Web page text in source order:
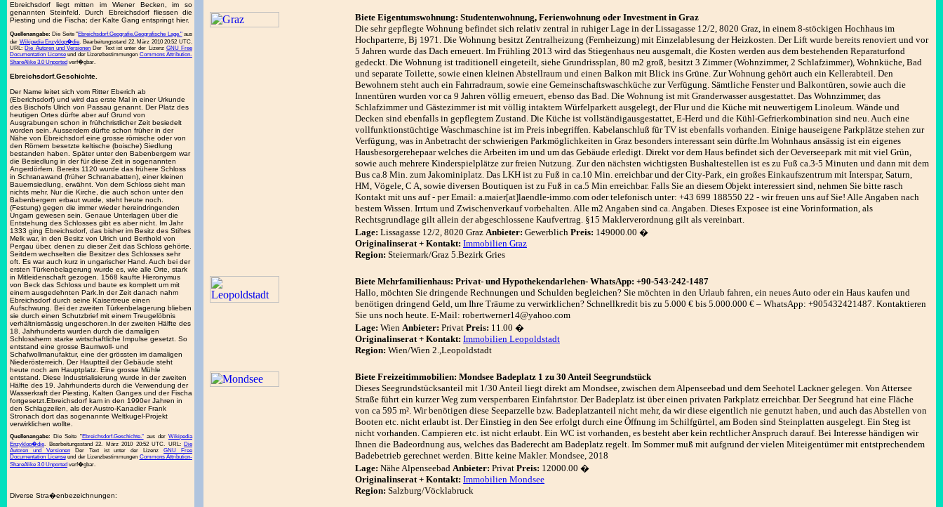
Ebreichsdorf liegt mitten im Wiener Becken, im so
genannten Steinfeld. Durch Ebreichsdorf fliessen die
Piesting und die Fischa; der Kalte Gang entspringt hier.
Quellenangabe: Die Seite "Ebreichsdorf.Geografie.Geografische Lage."aus
der Wikipedia Enzyklop�die. Bearbeitungsstand 22. März 2010 20:52 UTC.
URL: Die Autoren und Versionen Der Text ist unter der Lizenz GNU Free
Documentation Licenseund der Lizenzbestimmungen Commons Attribution-
ShareAlike 3.0 Unported verf�gbar.
Ebreichsdorf.Geschichte.
Der Name leitet sich vom Ritter Eberich ab
(Eberichsdorf) und wird das erste Mal in einer Urkunde
des Bischofs Ulrich von Passau genannt. Der Platz des
heutigen Ortes dürfte aber auf Grund von
Ausgrabungen schon in frühchristlicher Zeit besiedelt
worden sein. Ausserdem dürfte schon früher in der
Nähe von Ebreichsdorf eine grosse römische oder von
den Römern besetzte keltische (boische) Siedlung
bestanden haben. Später unter den Babenbergern war
die Besiedlung in der für diese Zeit in sogenannten
Angerdörfern. Bereits 1120 wurde das frühere Schloss
in Schranawand (früher Schranabatten), einer kleinen
Bauernsiedlung, erwähnt. Von dem Schloss sieht man
nichts mehr. Nur die Kirche, die auch schon unter den
Babenbergern erbaut wurde, steht heute noch.
(Festung) gegen die immer wieder hereindringenden
Ungarn gewesen sein. Genaue Unterlagen über die
Entstehung des Schlosses gibt es aber nicht. Im Jahr
1333 ging Ebreichsdorf, das bisher im Besitz des Stiftes
Melk war, in den Besitz von Ulrich und Berthold von
Pergau über, denen zu dieser Zeit das Schloss gehörte.
Seitdem wechselten die Besitzer des Schlosses sehr
oft. Es war auch kurz in ungarischer Hand. Auch bei der
ersten Türkenbelagerung wurde es, wie alle Orte, stark
in Mitleidenschaft gezogen. 1568 kaufte Hieronymus
von Beck das Schloss und baute es komplett um mit
einem ausgedehnten Park.In der Zeit danach nahm
Ebreichsdorf durch seine Kaisertreue einen
Aufschwung. Bei der zweiten Türkenbelagerung blieben
sie durch einen Schutzbrief mit einem Treugelöbnis
verhältnismässig ungeschoren.In der zweiten Hälfte des
18. Jahrhunderts wurden durch die damaligen
Schlossherrn starke wirtschaftliche Impulse gesetzt. So
entstand eine grosse Baumwoll- und
Schafwollmanufaktur, eine der grössten im damaligen
Niederösterreich. Der Hauptteil der Gebäude steht
heute noch am Hauptplatz. Eine grosse Mühle
entstand. Diese Industrialisierung wurde in der zweiten
Hälfte des 19. Jahrhunderts durch die Verwendung der
Wasserkraft der Piesting, Kalten Ganges und der Fischa
fortgesetzt.Ebreichsdorf kam in den 1990er Jahren in
den Schlagzeilen, als der Austro-Kanadier Frank
Stronach dort das sogenannte Weltkugel-Projekt
verwirklichen wollte.
Quellenangabe: Die Seite "Ebreichsdorf.Geschichte."aus derWikipedia
Enzyklop�die. Bearbeitungsstand 22. März 2010 20:52 UTC. URL: Die
Autoren und VersionenDer Text ist unter der LizenzGNU Free
Documentation Licenseund der Lizenzbestimmungen Commons Attribution-
ShareAlike 3.0 Unported verf�gbar.
Diverse Stra�enbezeichnungen:
Biete Eigentumswohnung: Studentenwohnung, Ferienwohnung oder Investment in Graz
Die sehr gepflegte Wohnung befindet sich relativ zentral in ruhiger Lage in der Lissagasse 12/2, 8020 Graz, in einem 8-stöckigen Hochhaus im
Hochparterre, Bj 1971. Die Wohnung besitzt Zentralheizung (Fernheizung) mit Einzelablesung der Heizkosten. Der Lift wurde bereits renoviert und vor
5 Jahren wurde das Dach erneuert. Im Frühling 2013 wird das Stiegenhaus neu ausgemalt, die Kosten werden aus dem bestehenden Reparaturfond
gedeckt. Die Wohnung ist traditionell eingeteilt, siehe Grundrissplan, 80 m2 groß, besitzt 3 Zimmer (Wohnzimmer, 2 Schlafzimmer), Wohnküche, Bad
und separate Toilette, sowie einen kleinen Abstellraum und einen Balkon mit Blick ins Grüne. Zur Wohnung gehört auch ein Kellerabteil. Den
Bewohnern steht auch ein Fahrradraum, sowie eine Gemeinschaftswaschküche zur Verfügung. Sämtliche Fenster und Balkontüren, sowie auch die
Innentüren wurden vor ca 9 Jahren völlig erneuert, ebenso das Bad. Die Wohnung ist mit Granderwasser ausgestattet. Das Wohnzimmer, das
Schlafzimmer und Gästezimmer ist mit völlig intaktem Würfelparkett ausgelegt, der Flur und die Küche mit neuwertigem Linoleum. Wände und
Decken sind ebenfalls in gepflegtem Zustand. Die Küche ist vollständigausgestattet, E-Herd und die Kühl-Gefrierkombination sind neu. Auch eine
vollfunktionstüchtige Waschmaschine ist im Preis inbegriffen. Kabelanschluß für TV ist ebenfalls vorhanden. Einige hauseigene Parkplätze stehen zur
Verfügung, was in Anbetracht der schwierigen Parkmöglichkeiten in Graz besonders interessant sein dürfte.Im Wohnhaus ansässig ist ein eigenes
Hausbesorgerehepaar welches die Arbeiten im und um das Gebäude erledigt. Direkt vor dem Haus befindet sich der Oeverseepark mit mit viel Grün,
sowie auch mehrere Kinderspielplätze zur freien Nutzung. Zur den nächsten wichtigsten Bushaltestellen ist es zu Fuß ca.3-5 Minuten und dann mit dem
Bus ca.8 Min. zum Jakominiplatz. Das LKH ist zu Fuß in ca.10 Min. erreichbar und der City-Park, ein großes Einkaufszentrum mit Interspar, Saturn,
HM, Vögele, C A, sowie diversen Boutiquen ist zu Fuß in ca.5 Min erreichbar. Falls Sie an diesem Objekt interessiert sind, nehmen Sie bitte rasch
Kontakt mit uns auf - per Email: a.maier[at]laendle-immo.com oder telefonisch unter: +43 699 188550 22 - wir freuen uns auf Sie! Alle Angaben nach
bestem Wissen. Irrtum und Zwischenverkauf vorbehalten. Alle m2 Angaben sind ca. Angaben. Dieses Exposee ist eine Vorinformation, als
Rechtsgrundlage gilt allein der abgeschlossene Kaufvertrag. §15 Maklerverordnung gilt als vereinbart.
Lage: Lissagasse 12/2, 8020 Graz Anbieter: Gewerblich Preis: 149000.00 �
Originalinserat + Kontakt: Immobilien Graz
Region: Steiermark/Graz 5.Bezirk Gries
Biete Mehrfamilienhaus: Privat- und Hypothekendarlehen- WhatsApp: +90-543-242-1487
Hallo, möchten Sie dringende Rechnungen und Schulden begleichen? Sie möchten in den Urlaub fahren, ein neues Auto oder ein Haus kaufen und
benötigen dringend Geld, um Ihre Träume zu verwirklichen? Schnellkredit bis zu 5.000 € bis 5.000.000 € – WhatsApp: +905432421487. Kontaktieren
Sie uns noch heute. E-Mail: robertwerner14@yahoo.com
Lage: Wien Anbieter: Privat Preis: 11.00 �
Originalinserat + Kontakt: Immobilien Leopoldstadt
Region: Wien/Wien 2.,Leopoldstadt
Biete Freizeitimmobilien: Mondsee Badeplatz 1 zu 30 Anteil Seegrundstück
Dieses Seegrundstücksanteil mit 1/30 Anteil liegt direkt am Mondsee, zwischen dem Alpenseebad und dem Seehotel Lackner gelegen. Von Attersee
Straße führt ein kurzer Weg zum versperrbaren Einfahrtstor. Der Badeplatz ist über einen privaten Parkplatz erreichbar. Der Seegrund hat eine Fläche
von ca 595 m². Wir benötigen diese Seeparzelle bzw. Badeplatzanteil nicht mehr, da wir diese eigentlich nie genutzt haben, und auch das Abstellen von
Booten etc. nicht erlaubt ist. Der Einstieg in den See erfolgt durch eine Öffnung im Schilfgürtel, am Boden sind Steinplatten ausgelegt. Ein Steg ist
nicht vorhanden. Campieren etc. ist nicht erlaubt. Ein WC ist vorhanden, es besteht aber kein rechtlicher Anspruch darauf. Bei Interesse händigen wir
Ihnen die Badeordnung aus, welches das Baderecht am Badeplatz regelt. Im Sommer muß mit aufgrund der vielen Miteigentümer mit entstprechendem
Badebetrieb gerechnet werden. Bitte keine Makler. Mondsee, 2018
Lage: Nähe Alpenseebad Anbieter: Privat Preis: 12000.00 �
Originalinserat + Kontakt: Immobilien Mondsee
Region: Salzburg/Vöcklabruck